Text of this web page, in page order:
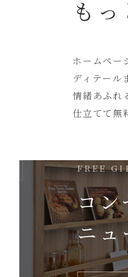
も
ホームペー
ディテール
情緒あふれ
仕立てて無
FREE
コン
ニュ